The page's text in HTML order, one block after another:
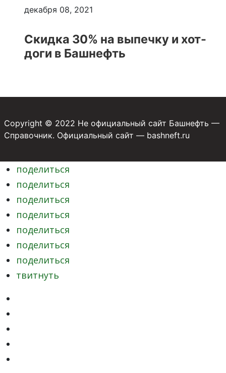
декабря 08, 2021
Скидка 30% на выпечку и хот-
доги в Башнефть
Copyright © 2022 Не официальный сайт Башнефть —
Справочник. Официальный сайт — bashneft.ru
поделиться
поделиться
поделиться
поделиться
поделиться
поделиться
поделиться
твитнуть